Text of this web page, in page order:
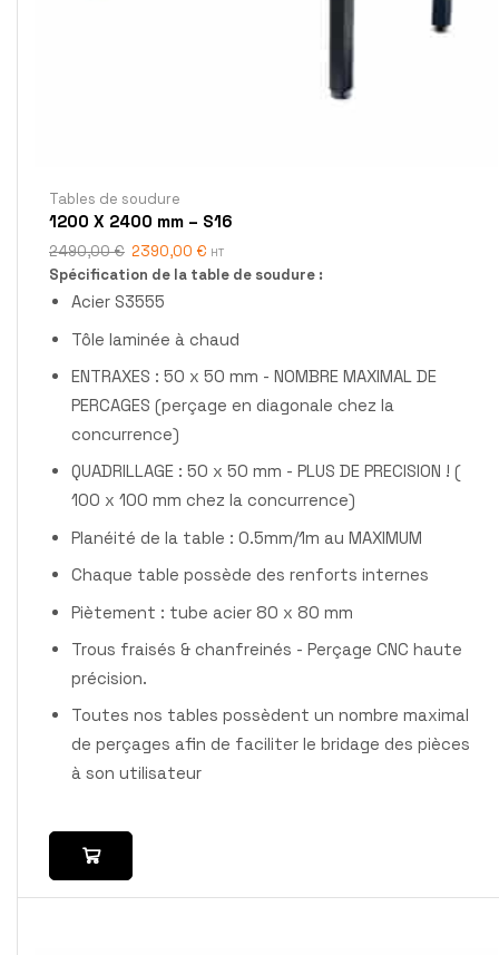
Tables de soudure
1200 X 2400 mm – S16
2490,00€ 2390,00 € HT
Spécification de la table de soudure :
Acier S3555
Tôle laminée à chaud
ENTRAXES : 50 x 50 mm - NOMBRE MAXIMAL DE
PERCAGES (perçage en diagonale chez la
concurrence)
QUADRILLAGE : 50 x 50 mm - PLUS DE PRECISION ! (
100 x 100 mm chez la concurrence)
Planéité de la table : 0.5mm/1m au MAXIMUM
Chaque table possède des renforts internes
Piètement : tube acier 80 x 80 mm
Trous fraisés & chanfreinés - Perçage CNC haute
précision.
Toutes nos tables possèdent un nombre maximal
de perçages afin de faciliter le bridage des pièces
à son utilisateur